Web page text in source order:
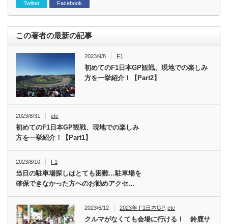
Twitter Facebook
この著者の最新の記事
2023/9/8 F1
初めてのF1日本GP観戦、現地での楽しみ
方を一挙紹介！【Part2】
2023/8/31 etc
初めてのF1日本GP観戦、現地での楽しみ
方を一挙紹介！【Part1】
2023/8/10 F1
当日の駐車場探しはとても困難…駐車場を
確保できなかった方へのお勧めアクセ…
2023/6/12 2023年 F1日本GP,etc
クルマがなくても会場に行ける！ 鈴鹿サ